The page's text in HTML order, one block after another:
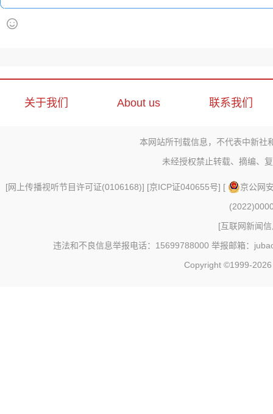
关于我们 About us 联系我们
本网站所刊载信息，不代表中新社
未经授权禁止转载、摘编、
[网上传播视听节目许可证(0106168)] [京ICP证040655号] [
京公网
[互联网新闻
违法和不良信息举报电话：15699788000 举报邮箱：
Copyright ©1999-